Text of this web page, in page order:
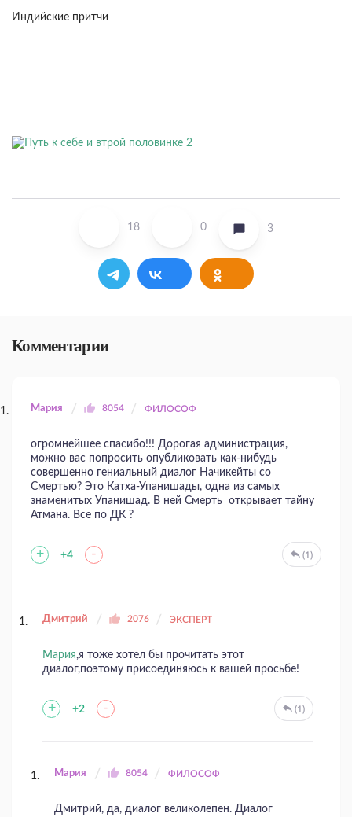
Индийские притчи
18 0 3
Комментарии
Мария 8054 ФИЛОСОФ
огромнейшее спасибо!!! Дорогая администрация,
можно вас попросить опубликовать как-нибудь
совершенно гениальный диалог Начикейты со
Смертью? Это Катха-Упанишады, одна из самых
знаменитых Упанишад. В ней Смерть открывает тайну
Атмана. Все по ДК ?
+ +4 - (1)
Дмитрий 2076 ЭКСПЕРТ
Мария,я тоже хотел бы прочитать этот
диалог,поэтому присоединяюсь к вашей просьбе!
+ +2 - (1)
Мария 8054 ФИЛОСОФ
Дмитрий, да, диалог великолепен. Диалог